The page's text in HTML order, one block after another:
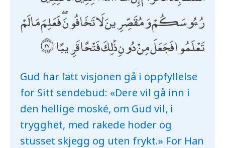
رُءُوسَكُمْ وَمُقَصِّرِينَ لَا تَخَافُونَ ۖ فَعَلِمَ مَا لَمْ
تَعْلَمُوا فَجَعَلَ مِنْ دُونِ ذَٰلِكَ فَتْحًا قَرِيبًا
Gud har latt visjonen gå i oppfyllelse
for Sitt sendebud: «Dere vil gå inn i
den hellige moské, om Gud vil, i
trygghet, med rakede hoder og
stusset skjegg og uten frykt.» For Han